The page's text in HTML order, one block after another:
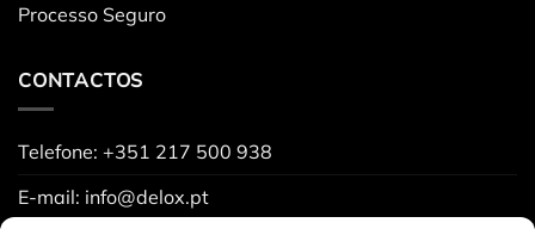
Processo Seguro
CONTACTOS
Telefone: +351 217 500 938
E-mail: info@delox.pt